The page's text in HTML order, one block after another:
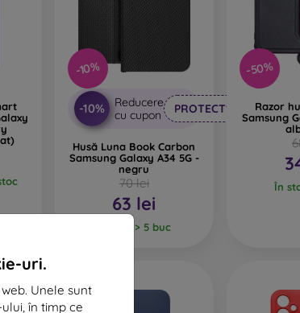
uri.
Unele sunt
în timp ce
-10%
-10%
Reducere
cu cupon
PROTECT10
Husă Luna Book Carbon
Samsung Galaxy A34 5G -
negru
70 lei
63 lei
În stoc > 5 buc
-50%
Razor
Samsung
În